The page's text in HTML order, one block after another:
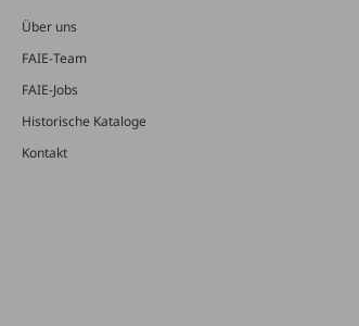
Über uns
FAIE-Team
FAIE-Jobs
Historische Kataloge
Kontakt